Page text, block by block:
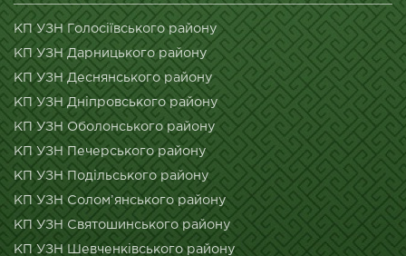
КП УЗН Голосіївського району
КП УЗН Дарницького району
КП УЗН Деснянського району
КП УЗН Дніпровського району
КП УЗН Оболонського району
КП УЗН Печерського району
КП УЗН Подільського району
КП УЗН Солом’янського району
КП УЗН Святошинського району
КП УЗН Шевченківського району